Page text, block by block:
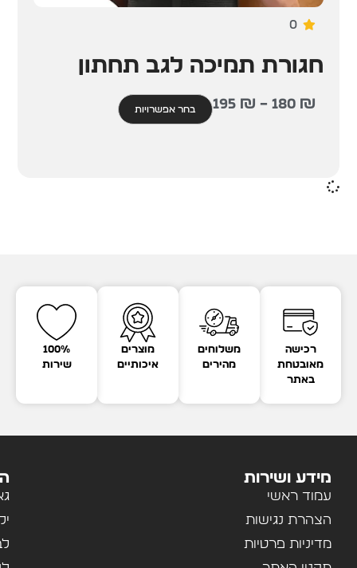
0
חגורת תמיכה לגב תחתון
180 ₪
–
195 ₪ בחר אפשרויות
רכישה
מאובטחת
באתר
משלוחים
מהירים
מוצרים
איכותיים
100%
שירות
מידע ושירות
עמוד ראשי
הצהרת נגישות
מדיניות פרטיות